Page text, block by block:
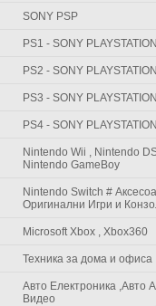
SONY PSP
PS1 - SONY
PS2 - SONY
PS3 - SONY
PS4 - SONY
Nintendo Wii , Nintendo
Nintendo GameBoy
Nintendo Switch #
Оригинални Игри и
Microsoft Xbox , Xbox360
Техника за дома и офиса
Авто Електроника ,Авто
Видео